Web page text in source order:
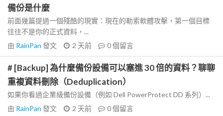
備份是什麼
前面幾篇提過一個殘酷的現實：現在的勒索軟體攻擊，第一個目標
往往不是你的正式資料，...
由 RainPan 發文 2 天前 0個留言
# [Backup] 為什麼備份設備可以塞進 30 倍的資料？聊聊
重複資料刪除（Deduplication）
如果你看過企業級備份設備（例如 Dell PowerProtect DD 系列）...
由 RainPan 發文 2 天前 0個留言